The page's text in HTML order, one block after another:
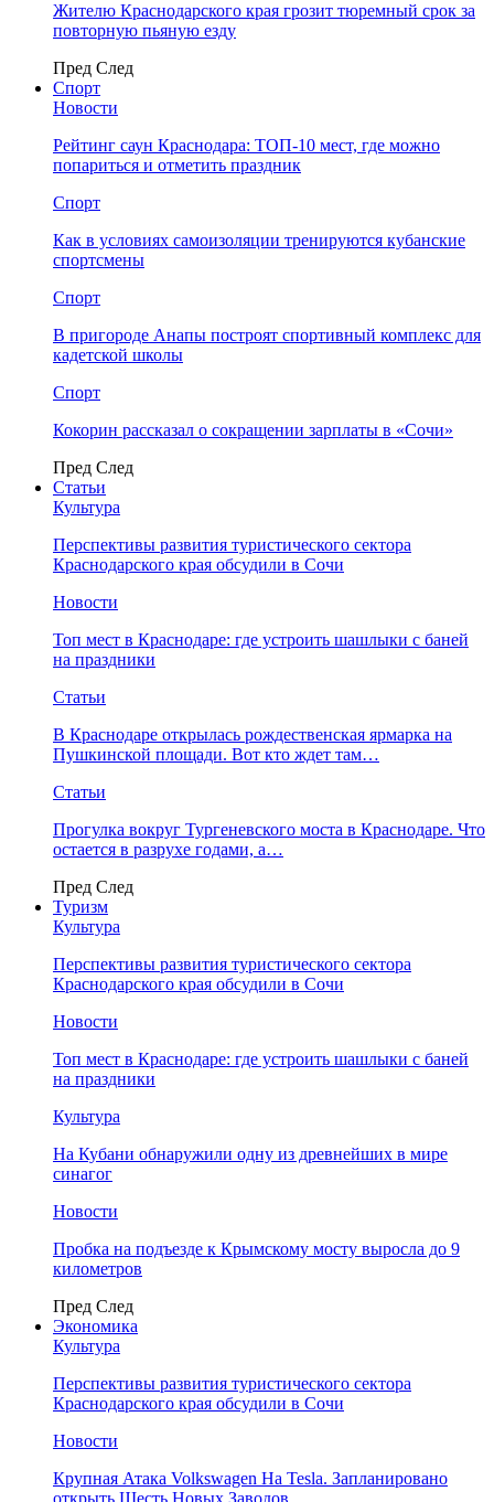
Жителю Краснодарского края грозит тюремный срок за
повторную пьяную езду
Пред След
Спорт
Новости
Рейтинг саун Краснодара: ТОП-10 мест, где можно
попариться и отметить праздник
Спорт
Как в условиях самоизоляции тренируются кубанские
спортсмены
Спорт
В пригороде Анапы построят спортивный комплекс для
кадетской школы
Спорт
Кокорин рассказал о сокращении зарплаты в «Сочи»
Пред След
Статьи
Культура
Перспективы развития туристического сектора
Краснодарского края обсудили в Сочи
Новости
Топ мест в Краснодаре: где устроить шашлыки с баней
на праздники
Статьи
В Краснодаре открылась рождественская ярмарка на
Пушкинской площади. Вот кто ждет там…
Статьи
Прогулка вокруг Тургеневского моста в Краснодаре. Что
остается в разрухе годами, а…
Пред След
Туризм
Культура
Перспективы развития туристического сектора
Краснодарского края обсудили в Сочи
Новости
Топ мест в Краснодаре: где устроить шашлыки с баней
на праздники
Культура
На Кубани обнаружили одну из древнейших в мире
синагог
Новости
Пробка на подъезде к Крымскому мосту выросла до 9
километров
Пред След
Экономика
Культура
Перспективы развития туристического сектора
Краснодарского края обсудили в Сочи
Новости
Крупная Атака Volkswagen На Tesla. Запланировано
открыть Шесть Новых Заводов